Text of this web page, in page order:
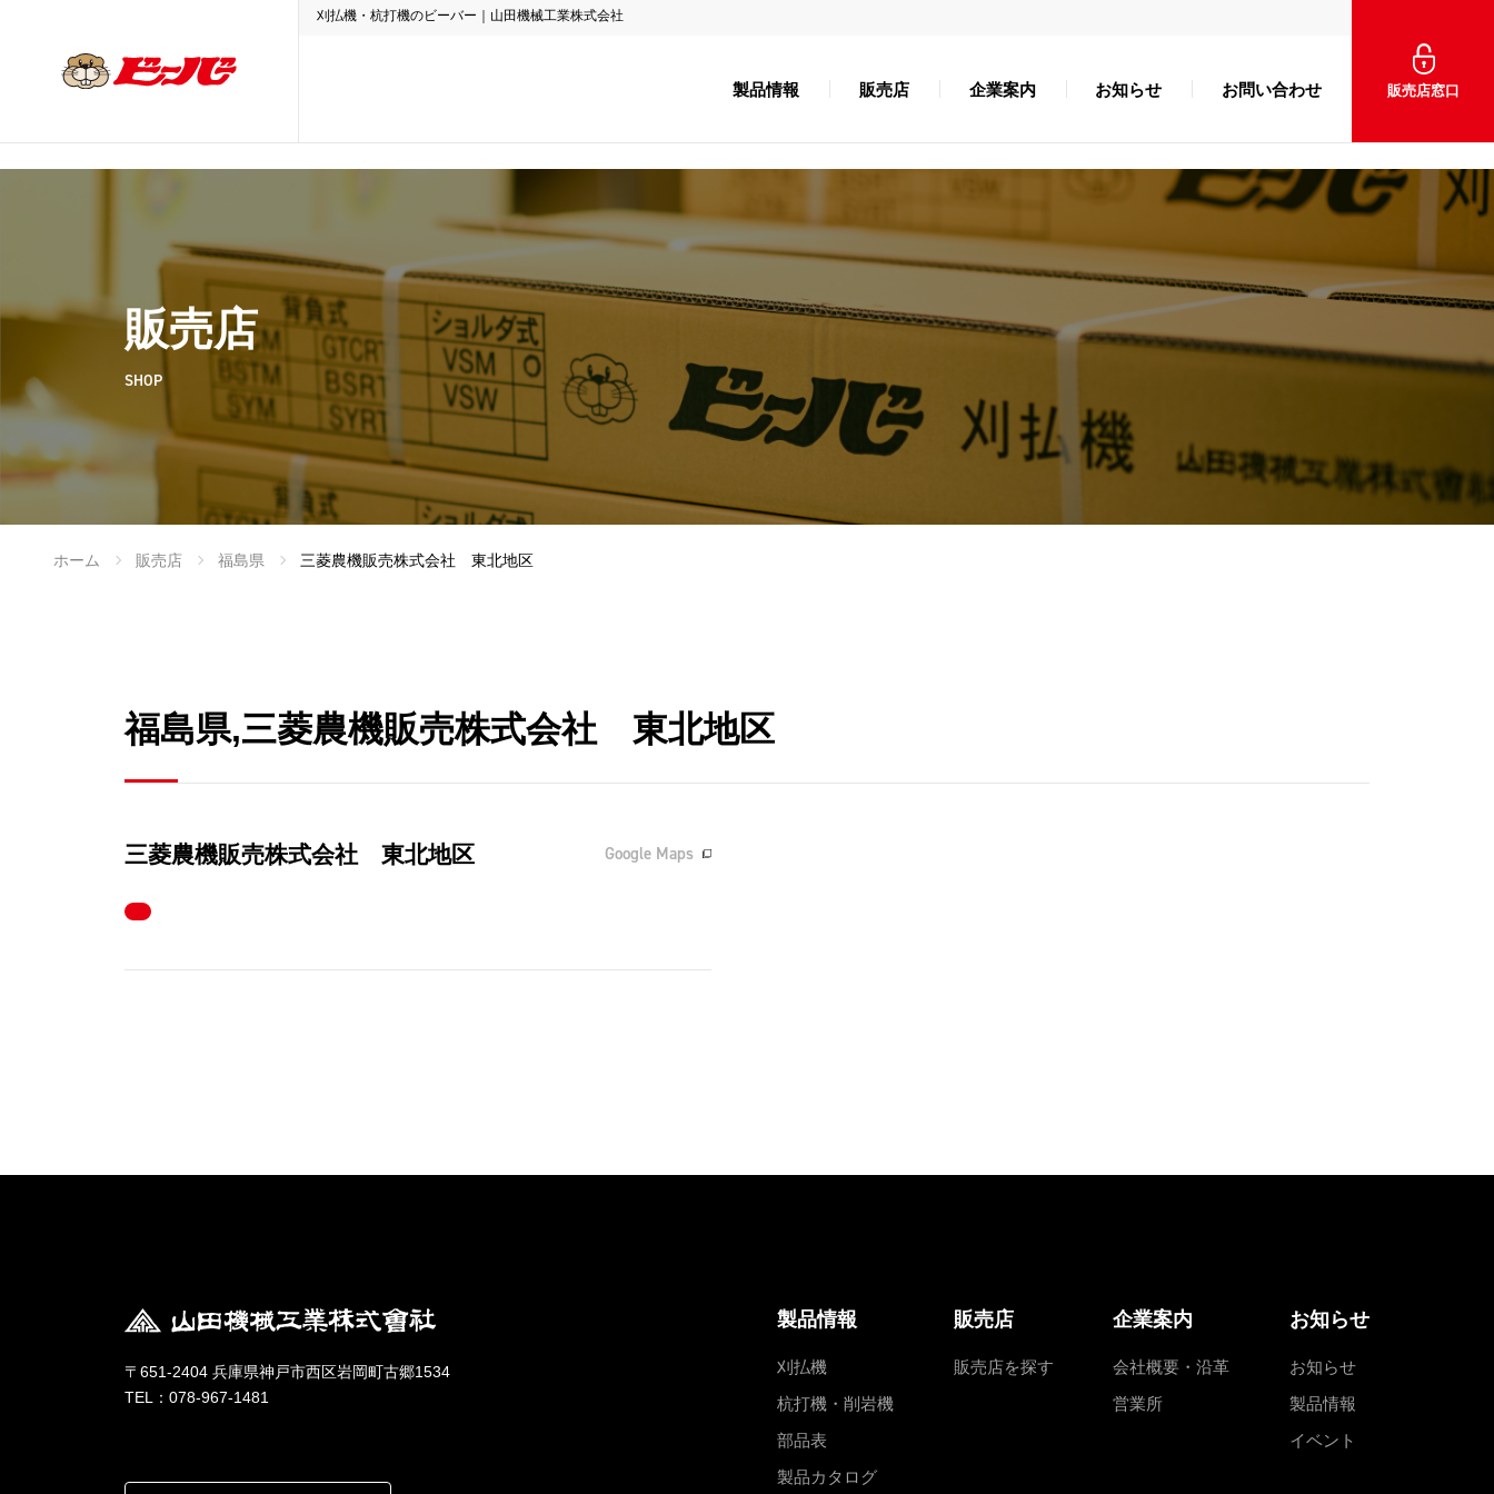
刈払機・杭打機のビーバー｜山田機械工業株式会社
製品情報 販売店 企業案内 お知らせ お問い合わせ 販売店窓口
販売店
SHOP
ホーム 販売店 福島県 三菱農機販売株式会社 東北地区
福島県,三菱農機販売株式会社 東北地区
三菱農機販売株式会社 東北地区 Google Maps
〒651-2404 兵庫県神戸市西区岩岡町古郷1534
TEL：078-967-1481
製品情報
刈払機
杭打機・削岩機
部品表
製品カタログ
販売店
販売店を探す
企業案内
会社概要・沿革
営業所
お知らせ
お知らせ
製品情報
イベント